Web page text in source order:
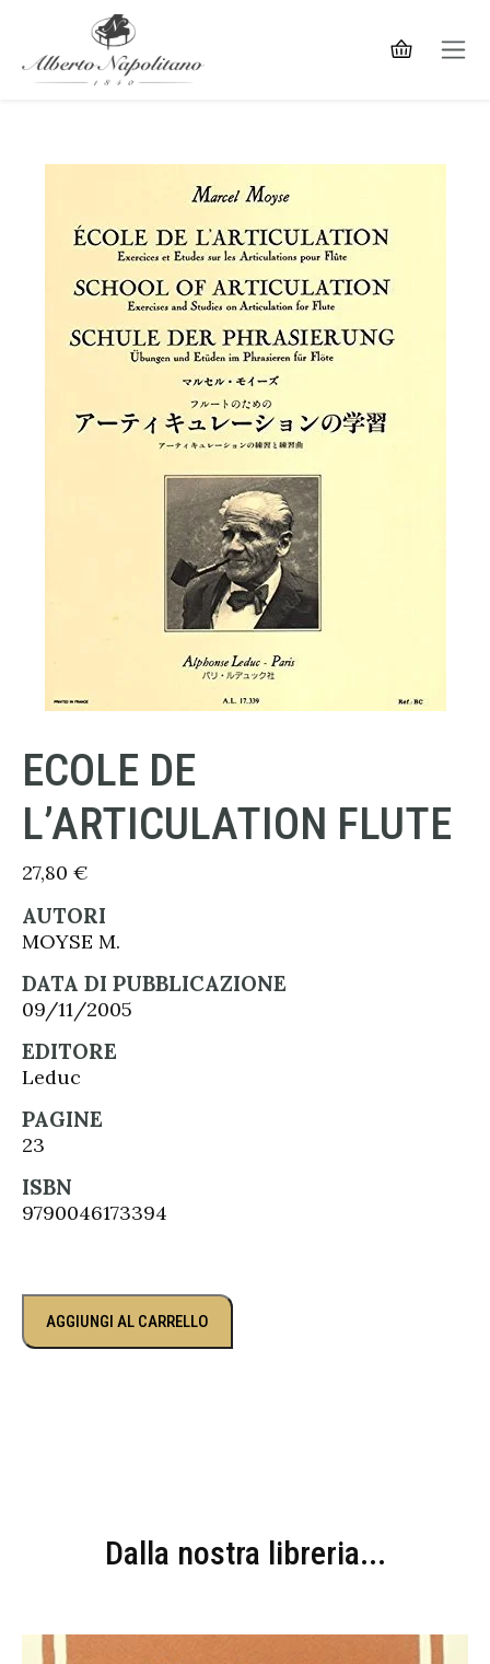
ECOLE DE
L’ARTICULATION FLUTE
27,80 €
AUTORI
MOYSE M.
DATA DI PUBBLICAZIONE
09/11/2005
EDITORE
Leduc
PAGINE
23
ISBN
9790046173394
AGGIUNGI AL CARRELLO
Dalla nostra libreria...